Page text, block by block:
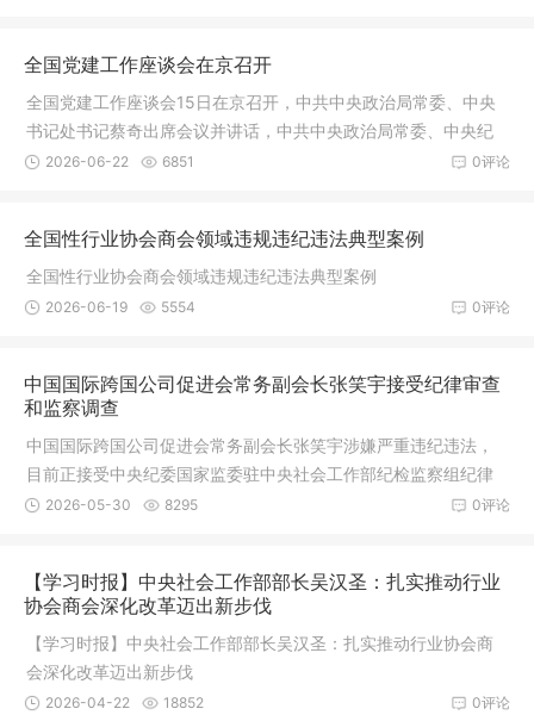
全国党建工作座谈会在京召开
全国党建工作座谈会15日在京召开，中共中央政治局常委、中央
书记处书记蔡奇出席会议并讲话，中共中央政治局常委、中央纪
律检查委员会书记李希出席会议。
0评论
2026-06-22 6851
全国性行业协会商会领域违规违纪违法典型案例
全国性行业协会商会领域违规违纪违法典型案例
0评论
2026-06-19 5554
中国国际跨国公司促进会常务副会长张笑宇接受纪律审查
和监察调查
中国国际跨国公司促进会常务副会长张笑宇涉嫌严重违纪违法，
目前正接受中央纪委国家监委驻中央社会工作部纪检监察组纪律
审查和河北省监察委员会监察调查。
0评论
2026-05-30 8295
【学习时报】中央社会工作部部长吴汉圣：扎实推动行业
协会商会深化改革迈出新步伐
【学习时报】中央社会工作部部长吴汉圣：扎实推动行业协会商
会深化改革迈出新步伐
0评论
2026-04-22 18852